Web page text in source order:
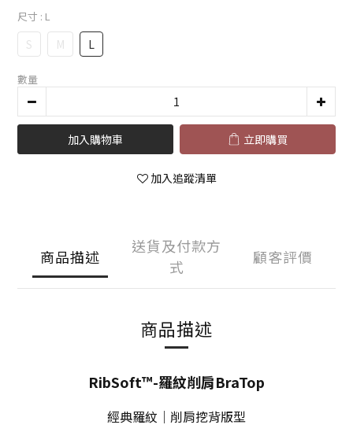
尺寸 : L
S M L
數量
加入購物車 立即購買
加入追蹤清單
商品描述
送貨及付款方
式
顧客評價
商品描述
RibSoft™-羅紋削肩BraTop
經典羅紋｜削肩挖背版型